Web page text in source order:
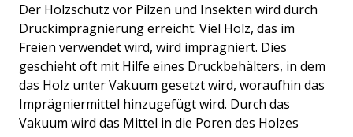
Der Holzschutz vor Pilzen und Insekten wird durch
Druckimprägnierung erreicht. Viel Holz, das im
Freien verwendet wird, wird imprägniert. Dies
geschieht oft mit Hilfe eines Druckbehälters, in dem
das Holz unter Vakuum gesetzt wird, woraufhin das
Imprägniermittel hinzugefügt wird. Durch das
Vakuum wird das Mittel in die Poren des Holzes